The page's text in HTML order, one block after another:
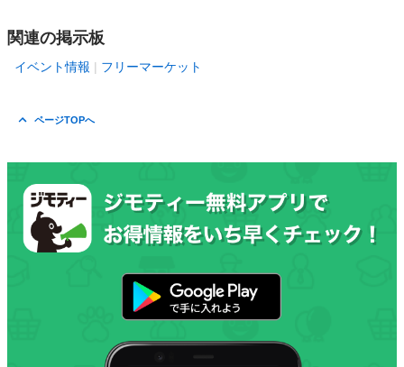
関連の掲示板
イベント情報 フリーマーケット
ページTOPへ